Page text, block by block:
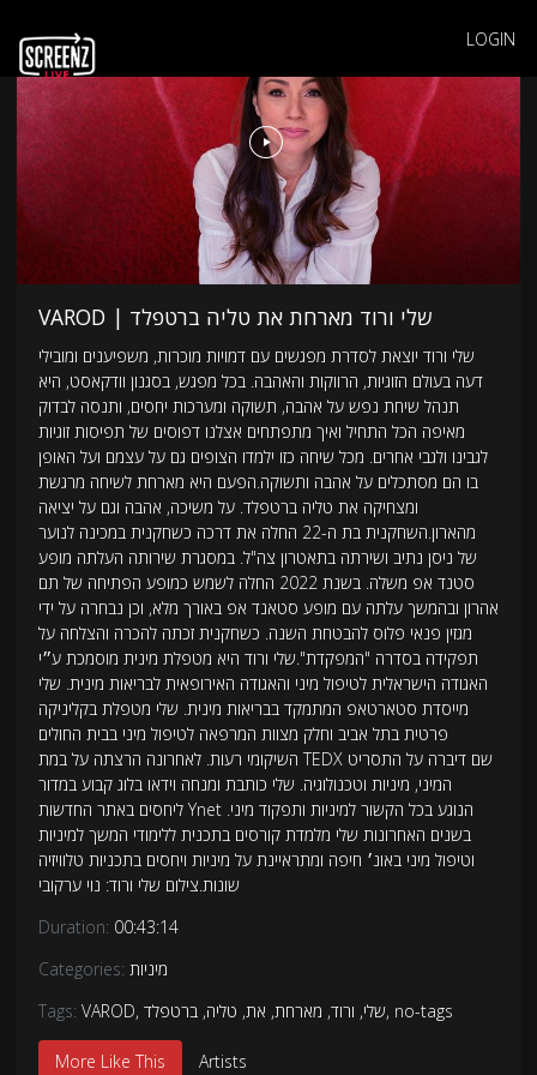
LOGIN
VAROD | שלי ורוד מארחת את טליה ברטפלד
שלי ורוד יוצאת לסדרת מפגשים עם דמויות מוכרות, משפיענים ומובילי
דעה בעולם הזוגיות, הרווקות והאהבה. בכל מפגש, בסגנון וודקאסט, היא
תנהל שיחת נפש על אהבה, תשוקה ומערכות יחסים, ותנסה לבדוק
מאיפה הכל התחיל ואיך מתפתחים אצלנו דפוסים של תפיסות זוגיות
לגבינו ולגבי אחרים. מכל שיחה כזו ילמדו הצופים גם על עצמם ועל האופן
בו הם מסתכלים על אהבה ותשוקה.הפעם היא מארחת לשיחה מרגשת
ומצחיקה את טליה ברטפלד. על משיכה, אהבה וגם על יציאה
מהארון.השחקנית בת ה-22 החלה את דרכה כשחקנית במכינה לנוער
של ניסן נתיב ושירתה בתאטרון צה"ל. במסגרת שירותה העלתה מופע
סטנד אפ משלה. בשנת 2022 החלה לשמש כמופע הפתיחה של תם
אהרון ובהמשך עלתה עם מופע סטאנד אפ באורך מלא, וכן נבחרה על ידי
מגזין פנאי פלוס להבטחת השנה. כשחקנית זכתה להכרה והצלחה על
תפקידה בסדרה "המפקדת".שלי ורוד היא מטפלת מינית מוסמכת ע״י
האגודה הישראלית לטיפול מיני והאגודה האירופאית לבריאות מינית. שלי
מייסדת סטארטאפ המתמקד בבריאות מינית. שלי מטפלת בקליניקה
פרטית בתל אביב וחלק מצוות המרפאה לטיפול מיני בבית החולים
השיקומי רעות. לאחרונה הרצתה על במת TEDX שם דיברה על התסריט
המיני, מיניות וטכנולוגיה. שלי כותבת ומנחה וידאו בלוג קבוע במדור
ליחסים באתר החדשות Ynet הנוגע בכל הקשור למיניות ותפקוד מיני.
בשנים האחרונות שלי מלמדת קורסים בתכנית ללימודי המשך למיניות
וטיפול מיני באונ׳ חיפה ומתראיינת על מיניות ויחסים בתכניות טלוויזיה
שונות.צילום שלי ורוד: נוי ערקובי
Duration: 00:43:14
Categories: מיניות
Tags: VAROD, שלי, ורוד, מארחת, את, טליה,ברטפלד , no-tags
More Like This Artists